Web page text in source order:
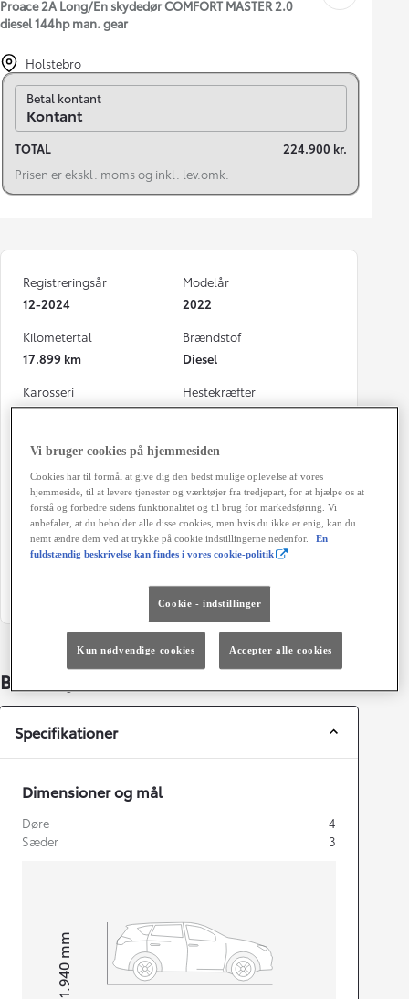
Proace 2A Long/En skydedør COMFORT MASTER 2.0
diesel 144hp man. gear
Holstebro
Skift til finansiering
Betal kontant
Kontant
TOTAL
224.900 kr.
Prisen er ekskl. moms og inkl. lev.omk.
Registreringsår
12-2024
Modelår
2022
Kilometertal
17.899 km
Brændstof
Diesel
Karosseri
Varebil
Hestekræfter
144 HK
Co2 (blandet kørsel)
Geartype
Døre
Farve
Supreme Red
Energiklasse
Grøn ejerafgift (årligt)
Bildetaljer
Specifikationer
Dimensioner og mål
Døre
4
Sæder
3
Højt1.940
mm
Vi bruger cookies på hjemmesiden
Cookies har til formål at give dig den bedst mulige oplevelse af vores
hjemmeside, til at levere tjenester og værktøjer fra tredjepart, for at hjælpe os at
forstå og forbedre sidens funktionalitet og til brug for markedsføring. Vi
anbefaler, at du beholder alle disse cookies, men hvis du ikke er enig, kan du
nemt ændre dem ved at trykke på cookie indstillingerne nedenfor.
En
fuldstændig beskrivelse kan findes i vores cookie-politik
Cookie - indstillinger
Kun nødvendige cookies Accepter alle cookies